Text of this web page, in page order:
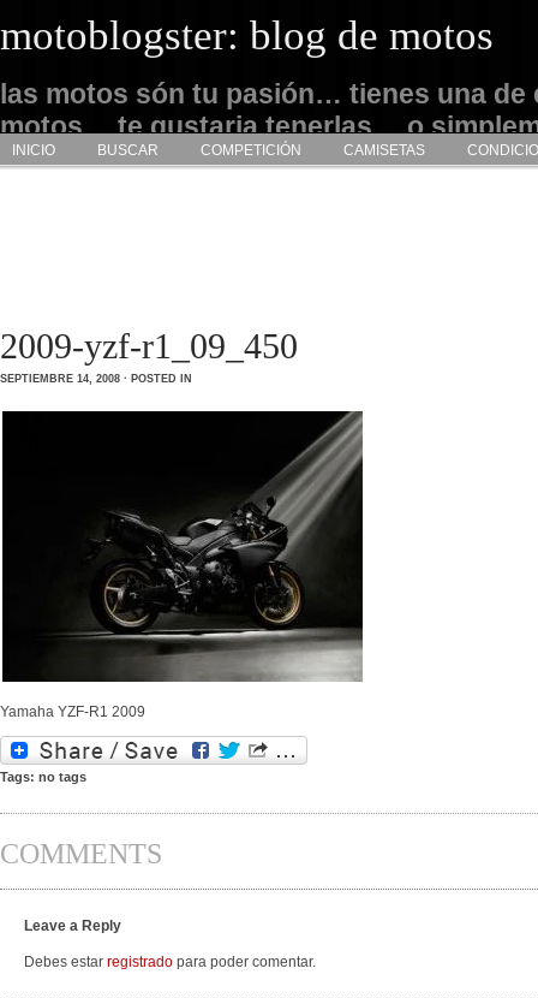
motoblogster: blog de motos
las motos són tu pasión… tienes una de
motos… te gustaria tenerlas… o
admirarlas… este es tu sitio
INICIO BUSCAR COMPETICIÓN CAMISETAS
2009-yzf-r1_09_450
SEPTIEMBRE 14, 2008 · POSTED IN
Yamaha YZF-R1 2009
Tags: no tags
COMMENTS
Leave a Reply
Debes estar registrado para poder comentar.